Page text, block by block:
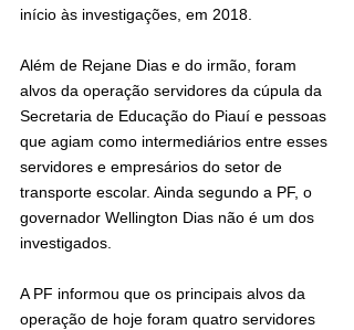
início às investigações, em 2018.
Além de Rejane Dias e do irmão, foram
alvos da operação servidores da cúpula da
Secretaria de Educação do Piauí e pessoas
que agiam como intermediários entre esses
servidores e empresários do setor de
transporte escolar. Ainda segundo a PF, o
governador Wellington Dias não é um dos
investigados.
A PF informou que os principais alvos da
operação de hoje foram quatro servidores